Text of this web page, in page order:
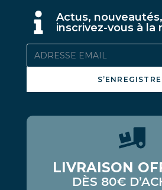
Actus,
inscrivez-vous à la
LIVRAISON
DÈS 80€